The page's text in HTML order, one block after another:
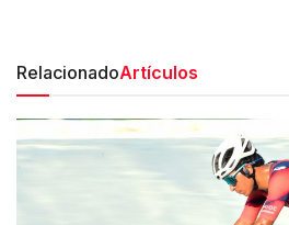
RelacionadoArtículos